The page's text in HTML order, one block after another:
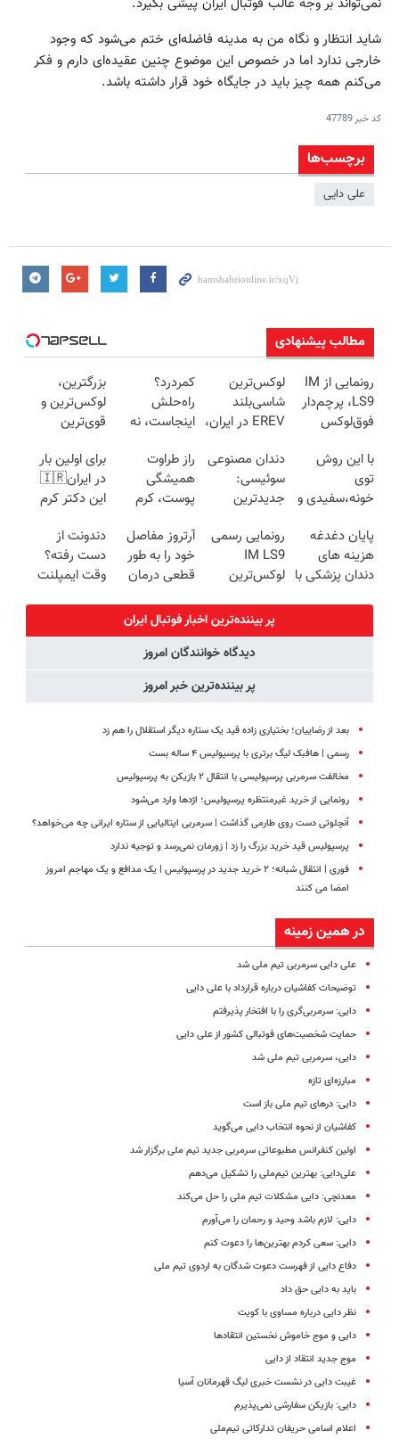
شاید انتظار و نگاه من به مدینه فاضله‌ای ختم می‌شود که وجود
خارجی ندارد اما در خصوص این موضوع چنین عقیده‌ای دارم و فکر
می‌کنم همه چیز باید در جایگاه خود قرار داشته باشد.
کد خبر47789
برچسب‌ها
علی دایی
مطالب پیشنهادی
رونمایی از IM
LS9، پرچم‌دار
فوق‌لوکس
ایران شد
لوکس‌ترین
شاسی‌بلند
EREV در ایران،
موتور رونمایی
شد!
کمردرد؟
راه‌حلش
اینجاست، نه
بزرگترین،
لوکس‌ترین و
قوی‌ترین
EREV در در
ایران رونمایی
شد
با این روش
توی
خونه،سفیدی و
برگردون
(40%off)
دندان مصنوعی
سوئیسی:
جدیدترین
سبک و مقاوم |
پرداخت قسطی
راز طراوت
همیشگی
پوست، کرم
با 45%تخفیف
برای اولین بار
در ایران🇮🇷
این دکتر کرم
روزه ساخت!
پایان دغدغه
هزینه های
دندان پزشکی با
رونمایی رسمی
IM LS9
لوکس‌ترین
آرتروز مفاصل
خود را به طور
قطعی درمان
◗پرسش‌نامه◖
دندونت از
دست رفته؟
وقت ایمپلنت
پر بیننده‌ترین اخبار فوتبال ايران
دیدگاه خوانندگان امروز
پر بیننده‌ترین خبر امروز
بعد از رضاییان؛ بختیاری زاده قید یک ستاره دیگر استقلال را هم زد
رسمی | هافبک لیگ برتری با پرسپولیس ۴ ساله بست
مخالفت سرمربی پرسپولیسی با انتقال ۲ بازیکن به پرسپولیس
رونمایی از خرید غیرمنتظره پرسپولیس؛ اژدها وارد می‌شود
آنچلوتی دست روی طارمی گذاشت | سرمربی ایتالیایی از ستاره ایرانی چه می‌خواهد؟
پرسپولیس قید خرید بزرگ را زد | زورمان نمی‌رسد و توجیه ندارد
فوری | انتقال شبانه؛ ۲ خرید جدید در پرسپولیس | یک مدافع و یک مهاجم امروز
امضا می کنند
در همین زمینه
علی دایی سرمربی تیم ملی شد
توضیحات کفاشیان درباره قرارداد با علی دایی
دایی: سرمربی‌گری را با افتخار پذیرفتم
حمایت‌ شخصیت‌های فوتبالی کشور از علی دایی
دایی، سرمربی تیم ملی شد
مبارزه‌ای تازه
دایی‌: درهای تیم ملی باز است
کفاشیان از نحوه انتخاب دایی می‌گوید
اولین کنفرانس مطبوعاتی سرمربی جدید تیم ملی برگزار شد
علی‌دایی: بهترین تیم‌ملی‌ را تشکیل می‌دهم
معدنچی: دایی مشکلات تیم ملی را حل می‌کند
دایی: لازم باشد وحید و رحمان را می‌آورم
دایی: سعی کردم بهترین‌ها را دعوت کنم
دفاع دایی از فهرست دعوت‌ شدگان به اردوی تیم ملی
باید به دایی حق داد
نظر دایی درباره مساوی با کویت
دایی و موج خاموش نخستین انتقادها
موج جدید انتقاد از دایی
غیبت دایی در نشست خبری لیگ قهرمانان آسیا
دایی: بازیکن سفارشی نمی‌پذیرم
اعلام اسامی حریفان تدارکاتی تیم‌ملی